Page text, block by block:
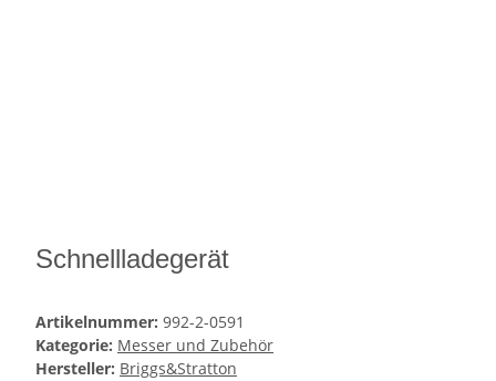
Schnellladegerät
Artikelnummer: 992-2-0591
Kategorie: Messer und Zubehör
Hersteller: Briggs&Stratton